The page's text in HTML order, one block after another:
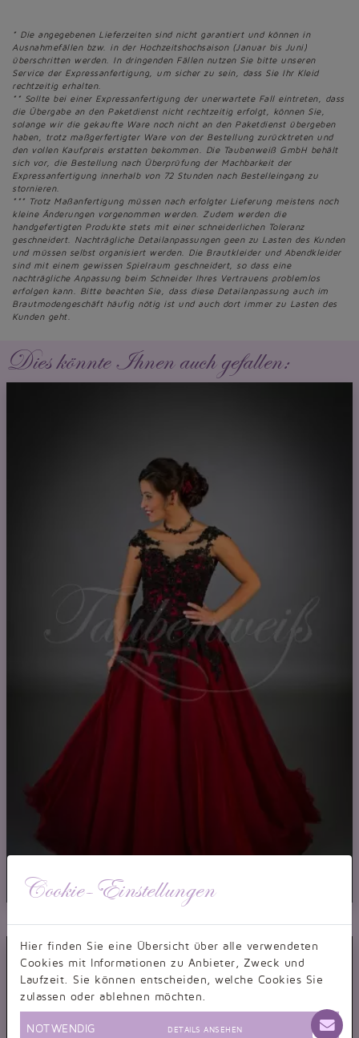
* Die angegebenen Lieferzeiten sind nicht garantiert und können in
Ausnahmefällen bzw. in der Hochzeitshochsaison (Januar bis Juni)
überschritten werden. In dringenden Fällen nutzen Sie bitte unseren
Service der Expressanfertigung, um sicher zu sein, dass Sie Ihr Kleid
rechtzeitig erhalten.
** Sollte bei einer Expressanfertigung der unerwartete Fall eintreten, dass
die Übergabe an den Paketdienst nicht rechtzeitig erfolgt, können Sie,
solange wir die gekaufte Ware noch nicht an den Paketdienst übergeben
haben, trotz maßgerfertigter Ware von der Bestellung zurücktreten und
den vollen Kaufpreis erstatten bekommen. Die Taubenweiß GmbH behält
sich vor, die Bestellung nach Überprüfung der Machbarkeit der
Expressanfertigung innerhalb von 72 Stunden nach Bestelleingang zu
stornieren.
*** Trotz Maßanfertigung müssen nach erfolgter Lieferung meistens noch
kleine Änderungen vorgenommen werden. Zudem werden die
handgefertigten Produkte stets mit einer schneiderlichen Toleranz
geschneidert. Nachträgliche Detailanpassungen geen zu Lasten des Kunden
und müssen selbst organisiert werden. Die Brautkleider und Abendkleider
sind mit einem gewissen Spielraum geschneidert, so dass eine
nachträgliche Anpassung beim Schneider Ihres Vertrauens problemlos
erfolgen kann. Bitte beachten Sie, dass diese Detailanpassung auch im
Brautmodengeschäft häufig nötig ist und auch dort immer zu Lasten des
Kunden geht.
Dies könnte Ihnen auch gefallen:
Cookie-Einstellungen
Hier finden Sie eine Übersicht über alle verwendeten
Cookies mit Informationen zu Anbieter, Zweck und
Laufzeit. Sie können entscheiden, welche Cookies Sie
zulassen oder ablehnen möchten.
NOTWENDIG DETAILS ANSEHEN